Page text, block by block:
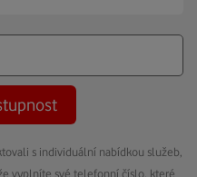
s individuální nabídkou služeb,
vyplníte své telefonní číslo, které